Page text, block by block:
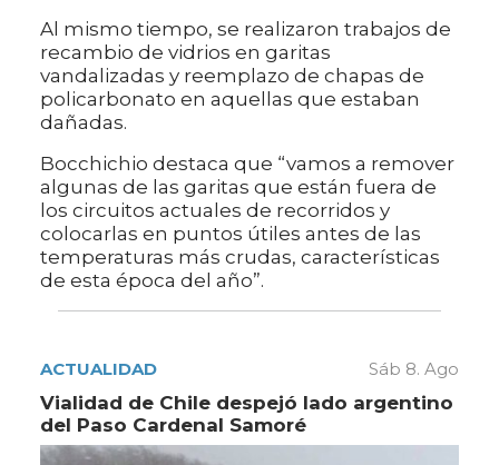
Al mismo tiempo, se realizaron trabajos de
recambio de vidrios en garitas
vandalizadas y reemplazo de chapas de
policarbonato en aquellas que estaban
dañadas.
Bocchichio destaca que “vamos a remover
algunas de las garitas que están fuera de
los circuitos actuales de recorridos y
colocarlas en puntos útiles antes de las
temperaturas más crudas, características
de esta época del año”.
ACTUALIDAD Sáb 8. Ago
Vialidad de Chile despejó lado argentino
del Paso Cardenal Samoré